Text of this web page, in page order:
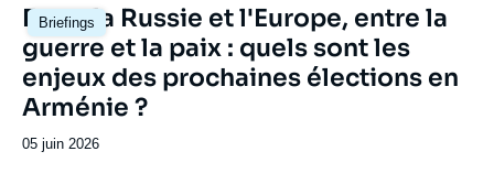
Briefings
Image
principale
Entre la Russie et l'Europe, entre la
guerre et la paix : quels sont les
enjeux des prochaines élections en
Arménie ?
Date
05 juin 2026